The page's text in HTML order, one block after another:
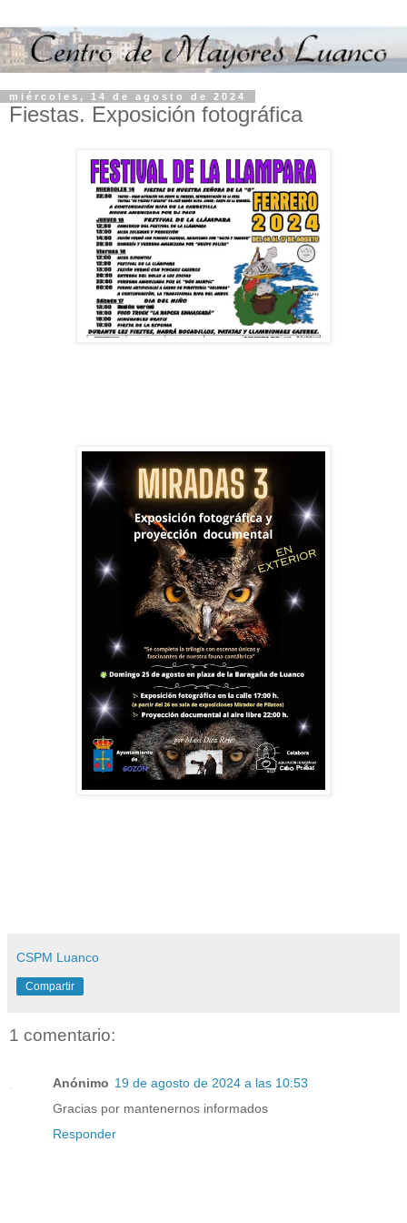
miércoles, 14 de agosto de 2024
Fiestas. Exposición fotográfica
CSPM Luanco
Compartir
1 comentario:
Anónimo 19 de agosto de 2024 a las 10:53
Gracias por mantenernos informados
Responder